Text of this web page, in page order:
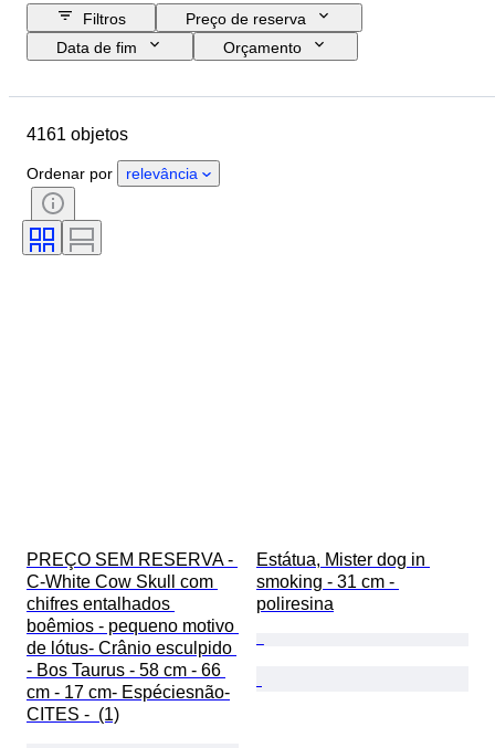
Filtros
Preço de reserva
Data de fim
Orçamento
País de origem
Estado
Certificação
Assinatura
Movimento do relógio
4161 objetos
Ordenar por relevância
PREÇO SEM RESERVA -
C-White Cow Skull com
chifres entalhados
boêmios - pequeno motivo
de lótus- Crânio esculpido
- Bos Taurus - 58 cm - 66
cm - 17 cm- Espéciesnão-
CITES -  (1)
Estátua, Mister dog in
smoking - 31 cm -
poliresina